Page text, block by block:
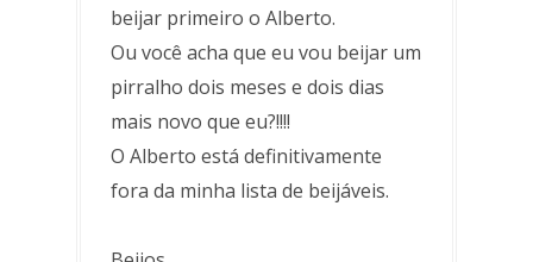
beijar primeiro o Alberto.
Ou você acha que eu vou beijar um
pirralho dois meses e dois dias
mais novo que eu?!!!!
O Alberto está definitivamente
fora da minha lista de beijáveis.